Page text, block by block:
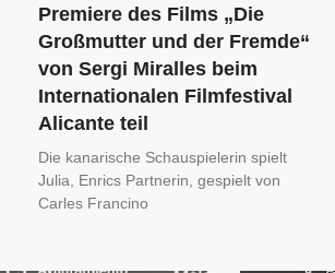
Premiere des Films „Die
Großmutter und der Fremde“
von Sergi Miralles beim
Internationalen Filmfestival
Alicante teil
Die kanarische Schauspielerin spielt
Julia, Enrics Partnerin, gespielt von
Carles Francino